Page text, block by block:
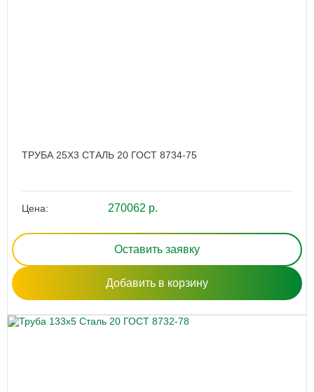
ТРУБА 25Х3 СТАЛЬ 20 ГОСТ 8734-75
Цена: 270062 р.
Оставить заявку
Добавить в корзину